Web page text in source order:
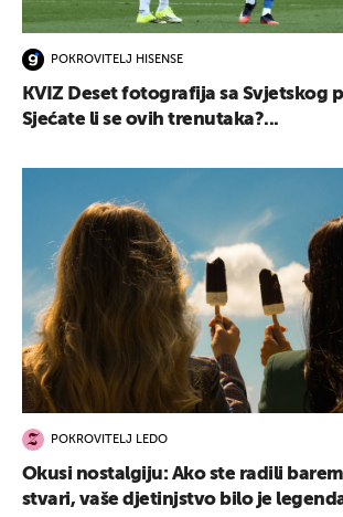
POKROVITELJ HISENSE
KVIZ Deset fotografija sa Svjetskog
Sjećate li se ovih trenutaka?...
POKROVITELJ LEDO
Okusi nostalgiju: Ako ste radili
stvari, vaše djetinjstvo bilo je